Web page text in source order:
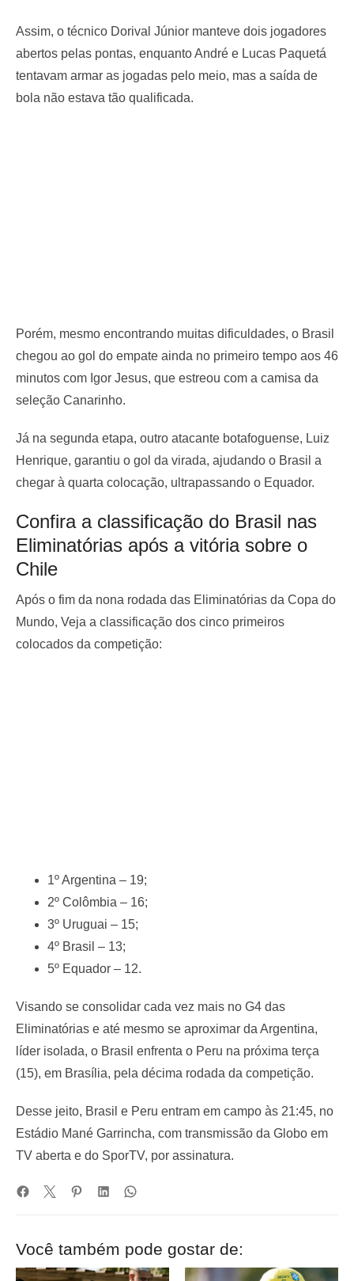
Assim, o técnico Dorival Júnior manteve dois jogadores
abertos pelas pontas, enquanto André e Lucas Paquetá
tentavam armar as jogadas pelo meio, mas a saída de
bola não estava tão qualificada.
Porém, mesmo encontrando muitas dificuldades, o Brasil
chegou ao gol do empate ainda no primeiro tempo aos 46
minutos com Igor Jesus, que estreou com a camisa da
seleção Canarinho.
Já na segunda etapa, outro atacante botafoguense, Luiz
Henrique, garantiu o gol da virada, ajudando o Brasil a
chegar à quarta colocação, ultrapassando o Equador.
Confira a classificação do Brasil nas
Eliminatórias após a vitória sobre o
Chile
Após o fim da nona rodada das Eliminatórias da Copa do
Mundo, Veja a classificação dos cinco primeiros
colocados da competição:
1º Argentina – 19;
2º Colômbia – 16;
3º Uruguai – 15;
4º Brasil – 13;
5º Equador – 12.
Visando se consolidar cada vez mais no G4 das
Eliminatórias e até mesmo se aproximar da Argentina,
líder isolada, o Brasil enfrenta o Peru na próxima terça
(15), em Brasília, pela décima rodada da competição.
Desse jeito, Brasil e Peru entram em campo às 21:45, no
Estádio Mané Garrincha, com transmissão da Globo em
TV aberta e do SporTV, por assinatura.
Você também pode gostar de: